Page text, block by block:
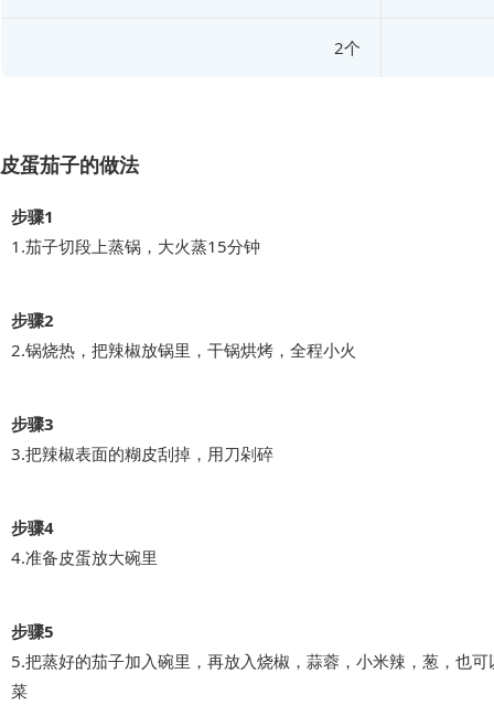
2个
皮蛋茄子的做法
步骤1
1.茄子切段上蒸锅，大火蒸15分钟
步骤2
2.锅烧热，把辣椒放锅里，干锅烘烤，全程小火
步骤3
3.把辣椒表面的糊皮刮掉，用刀剁碎
步骤4
4.准备皮蛋放大碗里
步骤5
5.把蒸好的茄子加入碗里，再放入烧椒，蒜蓉，小米辣，葱，也可
菜